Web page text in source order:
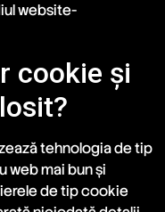
website-
cookie şi
tehnologia de tip
web mai bun și
de tip cookie